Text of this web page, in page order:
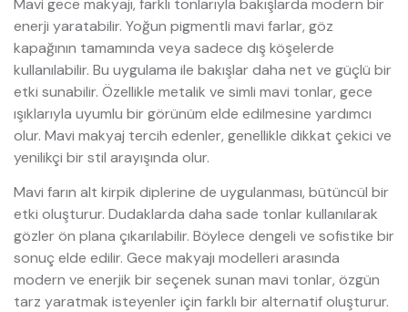
Mavi gece makyajı, farklı tonlarıyla bakışlarda modern bir
enerji yaratabilir. Yoğun pigmentli mavi farlar, göz
kapağının tamamında veya sadece dış köşelerde
kullanılabilir. Bu uygulama ile bakışlar daha net ve güçlü bir
etki sunabilir. Özellikle metalik ve simli mavi tonlar, gece
ışıklarıyla uyumlu bir görünüm elde edilmesine yardımcı
olur. Mavi makyaj tercih edenler, genellikle dikkat çekici ve
yenilikçi bir stil arayışında olur.
Mavi farın alt kirpik diplerine de uygulanması, bütüncül bir
etki oluşturur. Dudaklarda daha sade tonlar kullanılarak
gözler ön plana çıkarılabilir. Böylece dengeli ve sofistike bir
sonuç elde edilir. Gece makyajı modelleri arasında
modern ve enerjik bir seçenek sunan mavi tonlar, özgün
tarz yaratmak isteyenler için farklı bir alternatif oluşturur.